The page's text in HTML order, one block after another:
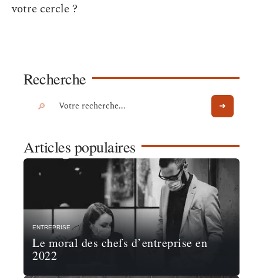
votre cercle ?
Recherche
Articles populaires
ENTREPRISE
Le moral des chefs d’entreprise en
2022